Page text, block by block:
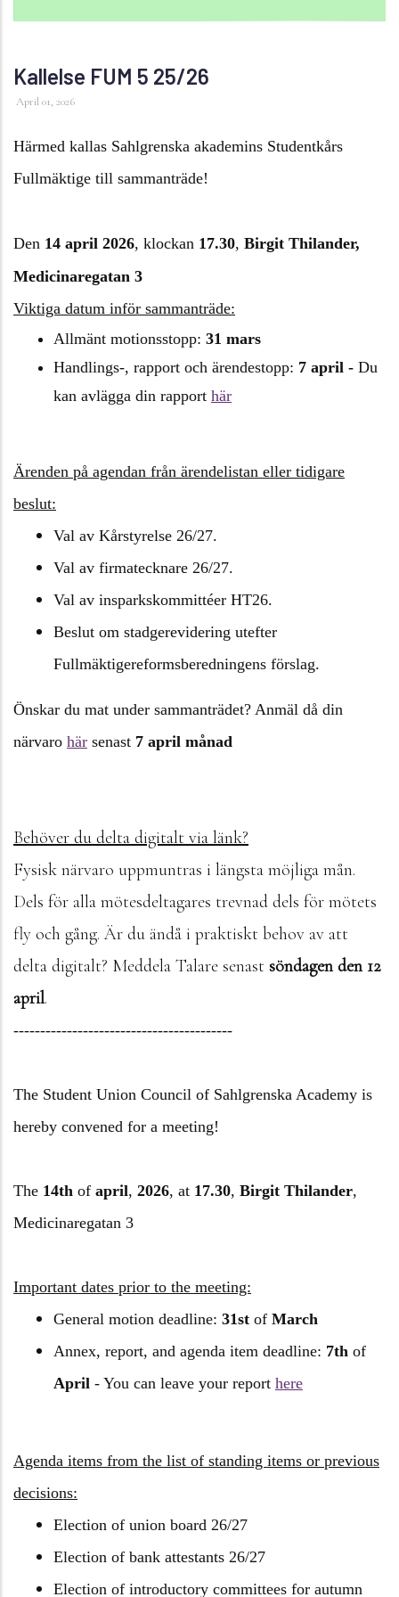
Kallelse FUM 5 25/26
April 01, 2026
Härmed kallas Sahlgrenska akademins Studentkårs
Fullmäktige till sammanträde!
Den 14 april 2026, klockan 17.30, Birgit Thilander,
Medicinaregatan 3
Viktiga datum inför sammanträde:
Allmänt motionsstopp: 31 mars
Handlings-, rapport och ärendestopp: 7 april - Du
kan avlägga din rapport här
Ärenden på agendan från ärendelistan eller tidigare
beslut:
Val av Kårstyrelse 26/27.
Val av firmatecknare 26/27.
Val av insparkskommittéer HT26.
Beslut om stadgerevidering utefter
Fullmäktigereformsberedningens förslag.
Önskar du mat under sammanträdet? Anmäl då din
närvaro här senast 7 april månad
Behöver du delta digitalt via länk?
Fysisk närvaro uppmuntras i längsta möjliga mån.
Dels för alla mötesdeltagares trevnad dels för mötets
fly och gång. Är du ändå i praktiskt behov av att
delta digitalt? Meddela Talare senast söndagen den 12
april.
-----------------------------------------
The Student Union Council of Sahlgrenska Academy is
hereby convened for a meeting!
The 14th of april, 2026, at 17.30, Birgit Thilander,
Medicinaregatan 3
Important dates prior to the meeting:
General motion deadline: 31st of March
Annex, report, and agenda item deadline: 7th of
April - You can leave your report here
Agenda items from the list of standing items or previous
decisions:
Election of union board 26/27
Election of bank attestants 26/27
Election of introductory committees for autumn